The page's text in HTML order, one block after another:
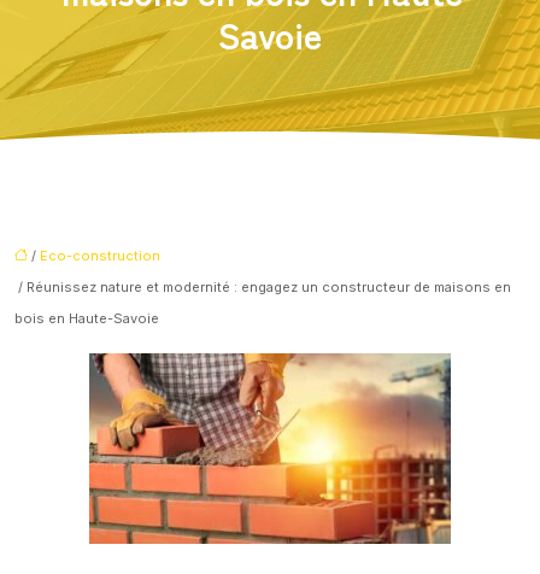
Savoie
/ Eco-construction
/ Réunissez nature et modernité : engagez un constructeur de maisons en
bois en Haute-Savoie